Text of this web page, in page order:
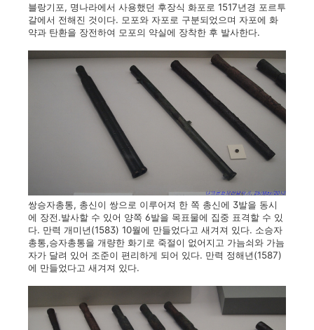
블랑기포, 명나라에서 사용했던 후장식 화포로 1517년경 포르투
갈에서 전해진 것이다. 모포와 자포로 구분되었으며 자포에 화
약과 탄환을 장전하여 모포의 약실에 장착한 후 발사한다.
쌍승자총통, 총신이 쌍으로 이루어져 한 쪽 총신에 3발을 동시
에 장전.발사할 수 있어 양쪽 6발을 목표물에 집중 표격할 수 있
다. 만력 개미년(1583) 10월에 만들었다고 새겨져 있다. 소승자
총통,승자총통을 개량한 화기로 죽절이 없어지고 가늠쇠와 가늠
자가 달려 있어 조준이 편리하게 되어 있다. 만력 정해년(1587)
에 만들었다고 새겨져 있다.